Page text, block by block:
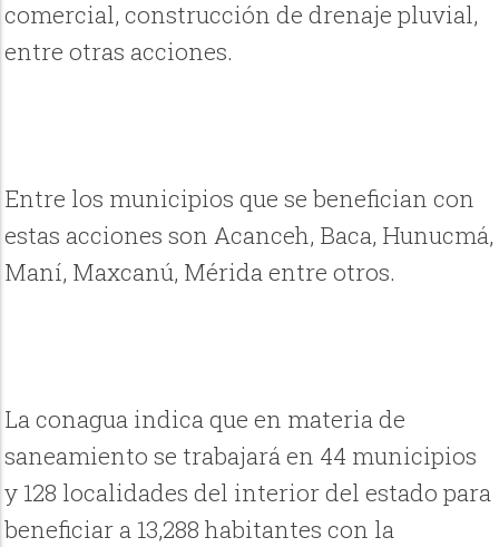
comercial, construcción de drenaje pluvial,
entre otras acciones.
Entre los municipios que se benefician con
estas acciones son Acanceh, Baca, Hunucmá,
Maní, Maxcanú, Mérida entre otros.
La conagua indica que en materia de
saneamiento se trabajará en 44 municipios
y 128 localidades del interior del estado para
beneficiar a 13,288 habitantes con la